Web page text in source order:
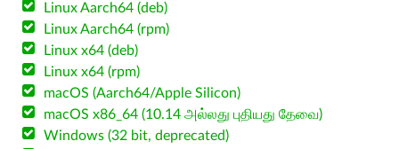
Linux Aarch64 (deb)
Linux Aarch64 (rpm)
Linux x64 (deb)
Linux x64 (rpm)
macOS (Aarch64/Apple Silicon)
macOS x86_64 (10.14 அல்லது புதியது தேவை)
Windows (32 bit, deprecated)